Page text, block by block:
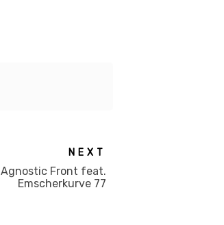
NEXT
Agnostic Front feat.
Emscherkurve 77